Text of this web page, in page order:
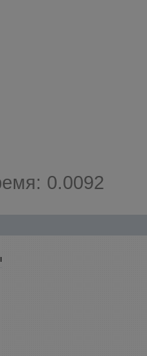
0.0092